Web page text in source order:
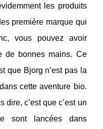
les produits
première marque qui
vous pouvez avoir
de bonnes mains. Ce
que Bjorg n’est pas la
cette aventure bio.
c’est que c’est un
sont lancées dans